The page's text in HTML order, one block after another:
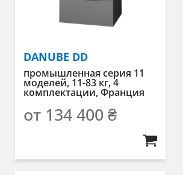
DANUBE DD
промышленная серия 11
моделей, 11-83 кг, 4
комплектации, Франция
от 134 400 ₴